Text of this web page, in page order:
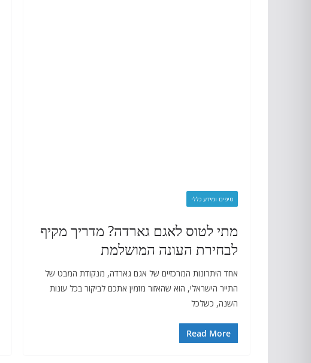
טיפים ומידע כללי
מתי לטוס לאגם גארדה? מדריך מקיף
לבחירת העונה המושלמת
אחד היתרונות המרכזיים של אגם גארדה, מנקודת המבט של
התייר הישראלי, הוא שהאזור מזמין אתכם לביקור בכל עונות
השנה, כשלכל
Read More